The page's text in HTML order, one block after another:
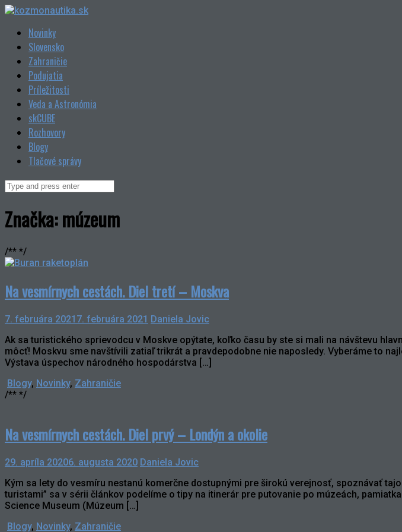
Skip
contentNovinky
Slovensko
Zahraničie
Podujatia
Príležitosti
Veda a Astronómia
skCUBE
Rozhovory
Blogy
Tlačové správy
Search
Značka:múzeum
/** */
Na vesmírnych cestách. Diel tretí – Moskva
7. februára 2021 7. februára 2021 Daniela Jovic
Ak sa turistického sprievodcu v Moskve opýtate, koľko času by ste si mali na návštevu
môcť! Moskvu sme navštívili zatiaľ trikrát a pravdepodobne nie naposledy. Vyberáme to
Výstava úspechov národného hospodárstva […]
Blogy, Novinky, Zahraničie
/** */
Na vesmírnych cestách. Diel prvý – Londýn a okolie
29. apríla 20206. augusta 2020 Daniela Jovic
Kým sa lety do vesmíru nestanú komerčne dostupnými pre širokú verejnosť, spoznávať
turistami” sa v sérii článkov podelíme o tipy na itinerár pre putovanie po múzeách,
Science Museum (Múzeum […]
Blogy, Novinky, Zahraničie